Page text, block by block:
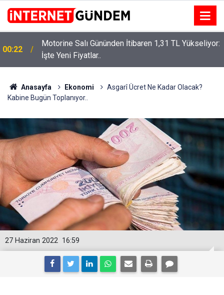
00:22
Motorine Salı Gününden İtibaren 1,31 TL Yükseliyor:
İşte Yeni Fiyatlar..
Anasayfa Ekonomi
Asgarî Ücret Ne Kadar Olacak?
Kabine Bugün Toplanıyor..
16:59
27 Haziran 2022